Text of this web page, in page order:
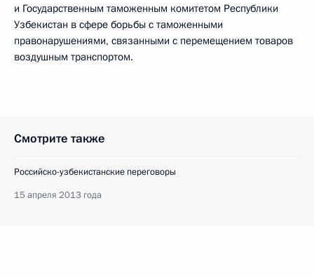
и Государственным таможенным комитетом Республики
Узбекистан в сфере борьбы с таможенными
правонарушениями, связанными с перемещением товаров
воздушным транспортом.
Смотрите также
Российско-узбекистанские переговоры
15 апреля 2013 года